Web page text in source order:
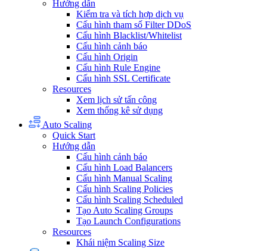
Hướng dẫn
Kiểm tra và tích hợp dịch vụ
Cấu hình tham số Filter DDoS
Cấu hình Blacklist/Whitelist
Cấu hình cảnh báo
Cấu hình Origin
Cấu hình Rule Engine
Cấu hình SSL Certificate
Resources
Xem lịch sử tấn công
Xem thống kê sử dụng
Auto Scaling
Quick Start
Hướng dẫn
Cấu hình cảnh báo
Cấu hình Load Balancers
Cấu hình Manual Scaling
Cấu hình Scaling Policies
Cấu hình Scaling Scheduled
Tạo Auto Scaling Groups
Tạo Launch Configurations
Resources
Khái niệm Scaling Size